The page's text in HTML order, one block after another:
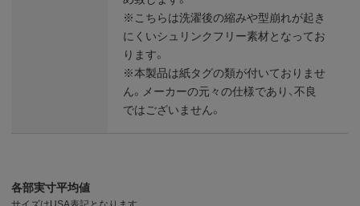
※こちらは洗濯後の縮みや型崩れが起き
にくいシュリンクフリー素材となってお
ります。
※本製品は紙タグの類が付いておりませ
ん。メーカーの元々の仕様であり、不良
ではございません。
各部実寸平均値